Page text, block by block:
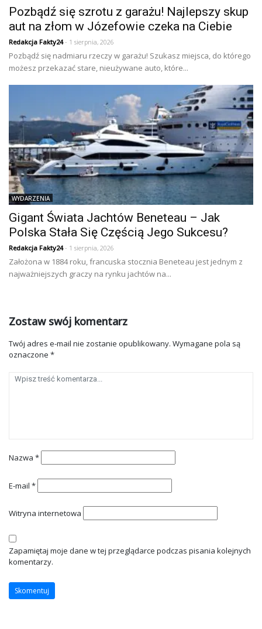
Pozbądź się szrotu z garażu! Najlepszy skup
aut na złom w Józefowie czeka na Ciebie
Redakcja Fakty24- 1 sierpnia, 2026
Pozbądź się nadmiaru rzeczy w garażu! Szukasz miejsca, do którego
możesz przekazać stare, nieużywane auto, które...
WYDARZENIA
Gigant Świata Jachtów Beneteau – Jak
Polska Stała Się Częścią Jego Sukcesu?
Redakcja Fakty24- 1 sierpnia, 2026
Założona w 1884 roku, francuska stocznia Beneteau jest jednym z
najważniejszych graczy na rynku jachtów na...
Zostaw swój komentarz
Twój adres e-mail nie zostanie opublikowany. Wymagane pola są
oznaczone *
Nazwa *
E-mail *
Witryna internetowa
Zapamiętaj moje dane w tej przeglądarce podczas pisania kolejnych
komentarzy.